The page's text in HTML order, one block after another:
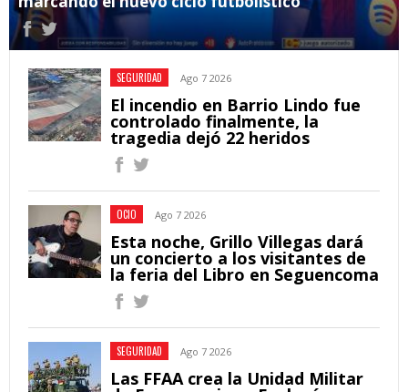
SEGURIDAD Ago 7 2026
El incendio en Barrio Lindo fue
controlado finalmente, la
tragedia dejó 22 heridos
OCIO Ago 7 2026
Esta noche, Grillo Villegas dará
un concierto a los visitantes de
la feria del Libro en Seguencoma
SEGURIDAD Ago 7 2026
Las FFAA crea la Unidad Militar